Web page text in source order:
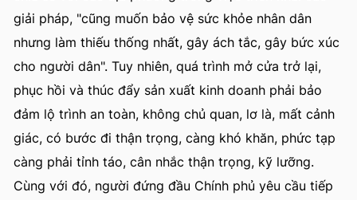
giải pháp, "cũng muốn bảo vệ sức khỏe nhân dân
nhưng làm thiếu thống nhất, gây ách tắc, gây bức xúc
cho người dân". Tuy nhiên, quá trình mở cửa trở lại,
phục hồi và thúc đẩy sản xuất kinh doanh phải bảo
đảm lộ trình an toàn, không chủ quan, lơ là, mất cảnh
giác, có bước đi thận trọng, càng khó khăn, phức tạp
càng phải tỉnh táo, cân nhắc thận trọng, kỹ lưỡng.
Cùng với đó, người đứng đầu Chính phủ yêu cầu tiếp